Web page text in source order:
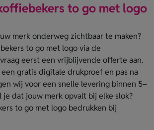
to go met logo
merk onderweg zichtbaar te maken?
to go met logo via de
eerst een vrijblijvende offerte aan.
gratis digitale drukproef en pas na
wij voor een snelle levering binnen 5–
je dat jouw merk opvalt bij elke slok?
to go met logo bedrukken bij